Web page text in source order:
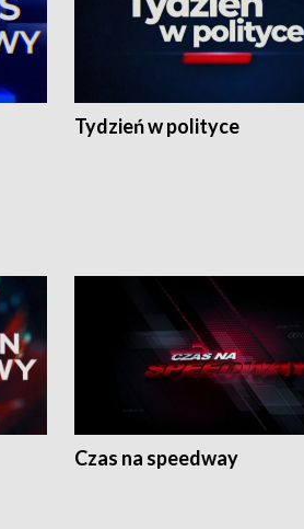
Tydzień w polityce
Czas na speedway